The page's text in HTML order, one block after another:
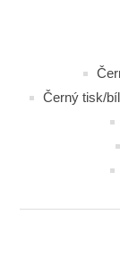
Černý tisk/